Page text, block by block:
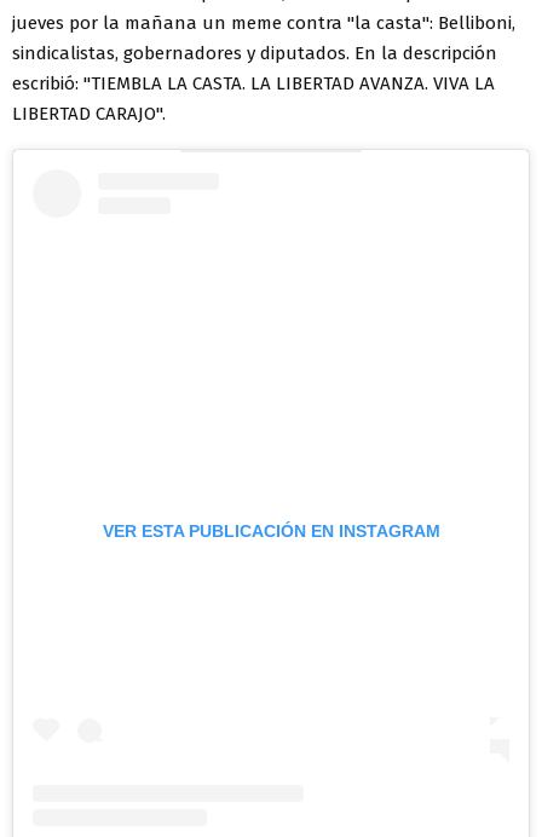
jueves por la mañana un meme contra "la casta": Belliboni,
sindicalistas, gobernadores y diputados. En la descripción
escribió: "TIEMBLA LA CASTA. LA LIBERTAD AVANZA. VIVA LA
LIBERTAD CARAJO".
VER ESTA PUBLICACIÓN EN INSTAGRAM